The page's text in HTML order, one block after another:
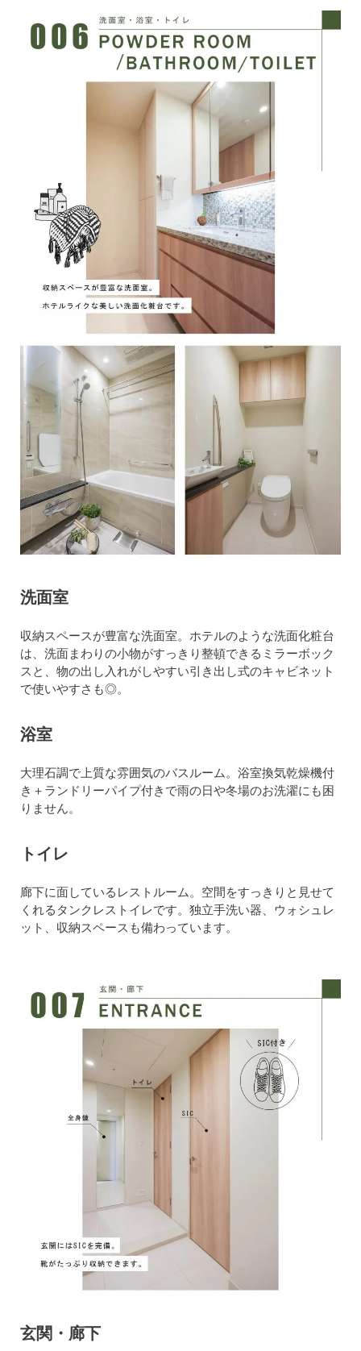
洗面室
収納スペースが豊富な洗面室。ホテルのような洗面化粧台
は、洗面まわりの小物がすっきり整頓できるミラーボック
スと、物の出し入れがしやすい引き出し式のキャビネット
で使いやすさも◎。
浴室
大理石調で上質な雰囲気のバスルーム。浴室換気乾燥機付
き＋ランドリーパイプ付きで雨の日や冬場のお洗濯にも困
りません。
トイレ
廊下に面しているレストルーム。空間をすっきりと見せて
くれるタンクレストイレです。独立手洗い器、ウォシュレ
ット、収納スペースも備わっています。
玄関・廊下